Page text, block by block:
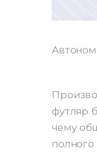
футляр
чему
полного